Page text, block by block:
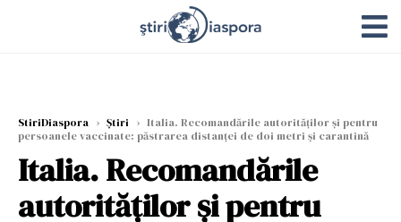
StiriDiaspora › Știri › Italia. Recomandările autorităților și pentru
persoanele vaccinate: păstrarea distanţei de doi metri şi carantină
Italia. Recomandările
autorităților și pentru